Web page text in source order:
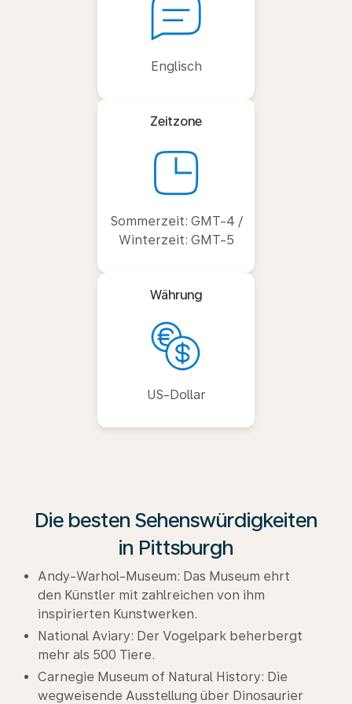
Englisch
Zeitzone
Sommerzeit: GMT-4 /
Winterzeit: GMT-5
Währung
US-Dollar
Die besten Sehenswürdigkeiten
in Pittsburgh
Andy-Warhol-Museum: Das Museum ehrt
den Künstler mit zahlreichen von ihm
inspirierten Kunstwerken.
National Aviary: Der Vogelpark beherbergt
mehr als 500 Tiere.
Carnegie Museum of Natural History: Die
wegweisende Ausstellung über Dinosaurier